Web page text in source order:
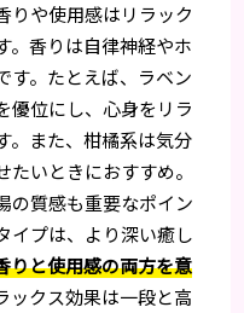
りや使用感はリラック
。香りは自律神経やホ
す。たとえば、ラベン
優位にし、心身をリラ
。また、柑橘系は気分
いときにおすすめ。
の質感も重要なポイン
イプは、より深い癒し
りと使用感の両方を意
ックス効果は一段と高